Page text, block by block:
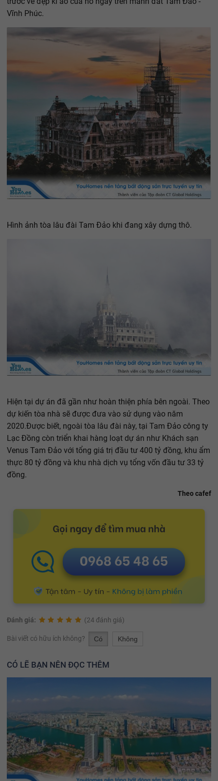
Vĩnh Phúc.
Hình ảnh tòa lâu đài Tam Đảo khi đang xây dựng thô.
Hiện tại dự án đã gần như hoàn thiện phía bên ngoài. Theo
dự kiến tòa nhà sẽ được đưa vào sử dụng vào năm
2020.Được biết, ngoài tòa lâu đài này, tại Tam Đảo công ty
Lạc Đồng còn triển khai hàng loạt dự án như Khách sạn
Venus Tam Đảo với tổng giá trị đầu tư 400 tỷ đồng, khu ẩm
thực 80 tỷ đồng và khu nhà dịch vụ tổng vốn đầu tư 33 tỷ
đồng.
Theo cafef
Đánh giá: (24 đánh giá)
Bài viết có hữu ích không? Có Không
CÓ LẼ BẠN NÊN ĐỌC THÊM